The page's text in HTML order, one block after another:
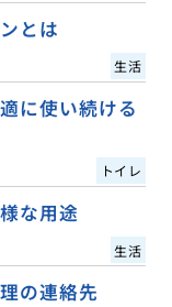
とは
生活
に使い続ける
トイレ
な用途
生活
の連絡先